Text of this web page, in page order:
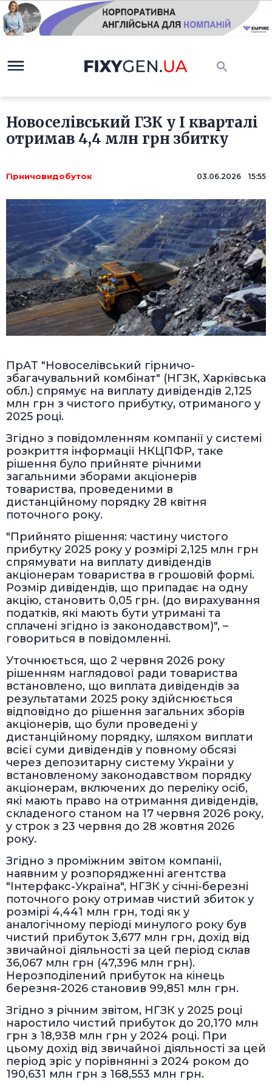
Новоселівський ГЗК у I кварталі
отримав 4,4 млн грн збитку
Гірничовидобуток 03.06.2026 15:55
ПрАТ "Новоселівський гірничо-
збагачувальний комбінат" (НГЗК, Харківська
обл.) спрямує на виплату дивідендів 2,125
млн грн з чистого прибутку, отриманого у
2025 році.
Згідно з повідомленням компанії у системі
розкриття інформації НКЦПФР, таке
рішення було прийняте річними
загальними зборами акціонерів
товариства, проведеними в
дистанційному порядку 28 квітня
поточного року.
"Прийнято рішення: частину чистого
прибутку 2025 року у розмірі 2,125 млн грн
спрямувати на виплату дивідендів
акціонерам товариства в грошовій формі.
Розмір дивідендів, що припадає на одну
акцію, становить 0,05 грн. (до вирахування
податків, які мають бути утримані та
сплачені згідно із законодавством)", –
говориться в повідомленні.
Уточнюється, що 2 червня 2026 року
рішенням наглядової ради товариства
встановлено, що виплата дивідендів за
результатами 2025 року здійснюється
відповідно до рішення загальних зборів
акціонерів, що були проведені у
дистанційному порядку, шляхом виплати
всієї суми дивідендів у повному обсязі
через депозитарну систему України у
встановленому законодавством порядку
акціонерам, включених до переліку осіб,
які мають право на отримання дивідендів,
складеного станом на 17 червня 2026 року,
у строк з 23 червня до 28 жовтня 2026
року.
Згідно з проміжним звітом компанії,
наявним у розпорядженні агентства
"Інтерфакс-Україна", НГЗК у січні-березні
поточного року отримав чистий збиток у
розмірі 4,441 млн грн, тоді як у
аналогічному періоді минулого року був
чистий прибуток 3,677 млн грн, дохід від
звичайної діяльності за цей період склав
36,067 млн грн (47,396 млн грн).
Нерозподілений прибуток на кінець
березня-2026 становив 99,851 млн грн.
Згідно з річним звітом, НГЗК у 2025 році
наростило чистий прибуток до 20,170 млн
грн з 18,938 млн грн у 2024 році. При
цьому дохід від звичайної діяльності за цей
період зріс у порівнянні з 2024 роком до
190,631 млн грн з 168,553 млн грн.